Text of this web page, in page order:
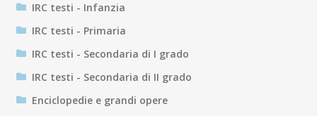
IRC testi - Infanzia
IRC testi - Primaria
IRC testi - Secondaria di I grado
IRC testi - Secondaria di II grado
Enciclopedie e grandi opere